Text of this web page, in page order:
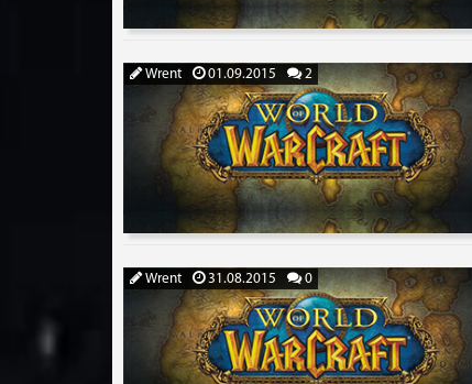
Wrent 01.09.2015 2
Wrent 31.08.2015 0